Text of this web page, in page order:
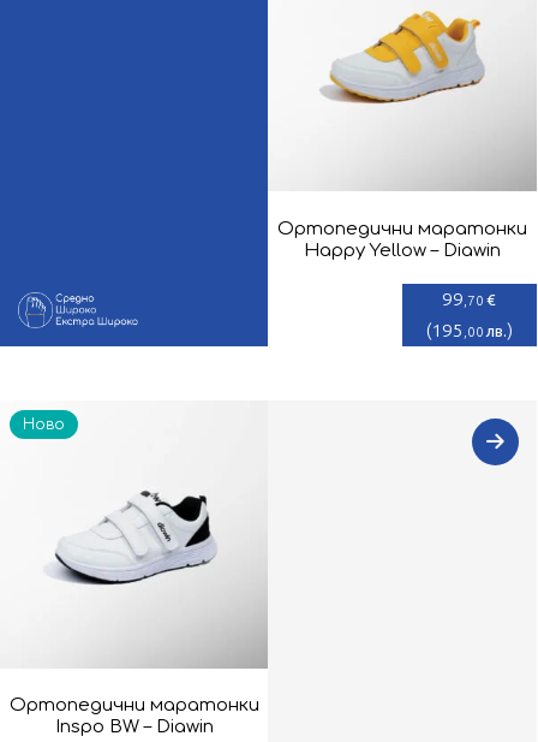
Ортопедични маратонки
Happy Yellow – Diawin
99 ,70 €
(195 ,00 лв.)
Ортопедични маратонки
Inspo BW – Diawin
Ново